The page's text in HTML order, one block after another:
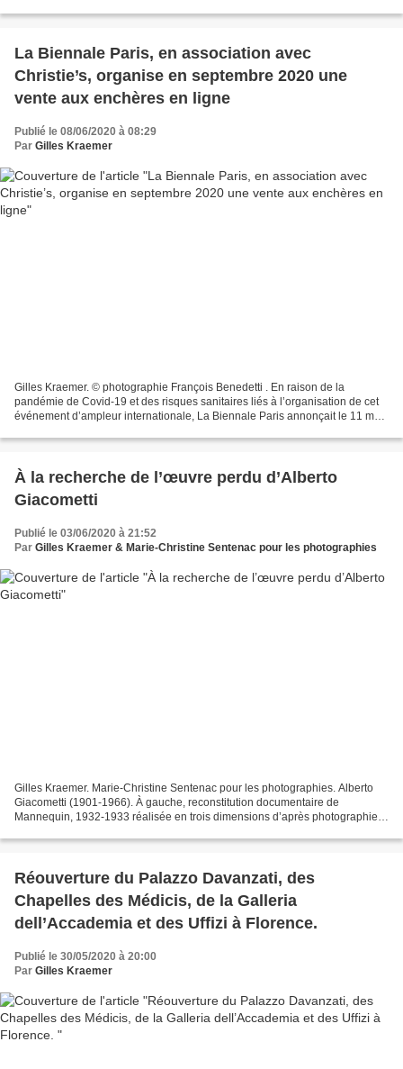
La Biennale Paris, en association avec
Christie’s, organise en septembre 2020 une
vente aux enchères en ligne
Publié le 08/06/2020 à 08:29
Par Gilles Kraemer
Gilles Kraemer. © photographie François Benedetti . En raison de la
pandémie de Covid-19 et des risques sanitaires liés à l’organisation de cet
événement d’ampleur internationale, La Biennale Paris annonçait le 11 mai
À la recherche de l’œuvre perdu d’Alberto
Giacometti
Publié le 03/06/2020 à 21:52
Par Gilles Kraemer & Marie-Christine Sentenac pour les photographies
Gilles Kraemer. Marie-Christine Sentenac pour les photographies. Alberto
Giacometti (1901-1966). À gauche, reconstitution documentaire de
Mannequin, 1932-1933 réalisée en trois dimensions d’après photographie.
Réouverture du Palazzo Davanzati, des
Chapelles des Médicis, de la Galleria
dell’Accademia et des Uffizi à Florence.
Publié le 30/05/2020 à 20:00
Par Gilles Kraemer